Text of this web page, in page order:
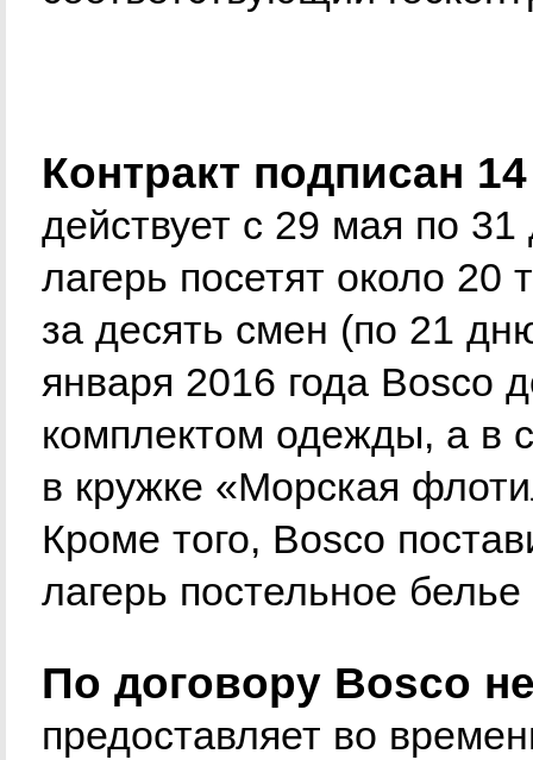
Контракт подписан
действует с 29 мая по 31
лагерь посетят около 20
за десять смен (по 21
января 2016 года Bosco
комплектом одежды, а в
в кружке «Морская
Кроме того, Boscо
лагерь постельное
По договору Boscо
предоставляет во